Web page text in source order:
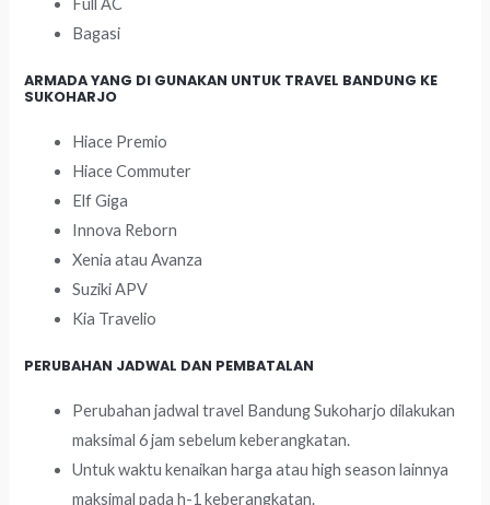
Full AC
Bagasi
ARMADA YANG DI GUNAKAN UNTUK TRAVEL BANDUNG KE
SUKOHARJO
Hiace Premio
Hiace Commuter
Elf Giga
Innova Reborn
Xenia atau Avanza
Suziki APV
Kia Travelio
PERUBAHAN JADWAL DAN PEMBATALAN
Perubahan jadwal travel Bandung Sukoharjo dilakukan
maksimal 6 jam sebelum keberangkatan.
Untuk waktu kenaikan harga atau high season lainnya
maksimal pada h-1 keberangkatan.